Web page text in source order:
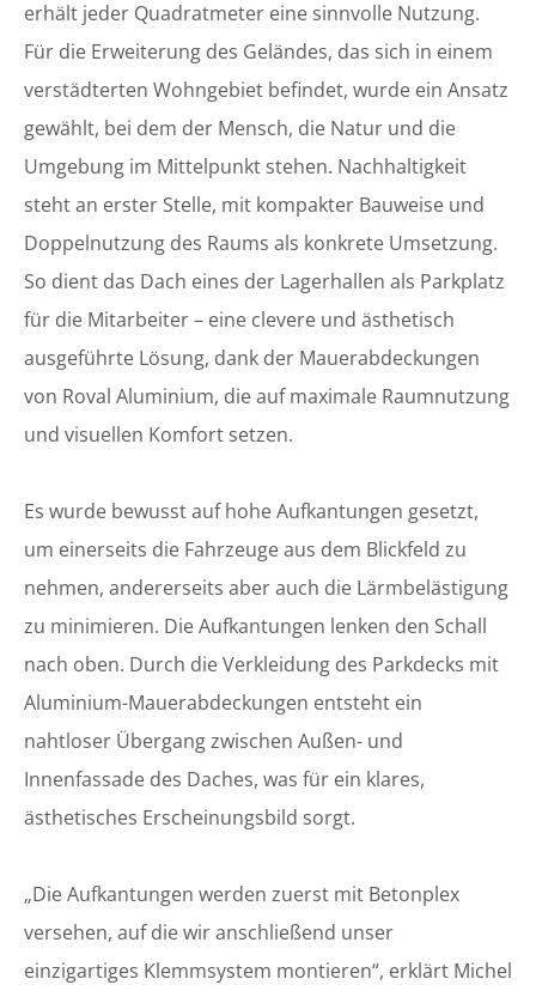
erhält jeder Quadratmeter eine sinnvolle Nutzung.
Für die Erweiterung des Geländes, das sich in einem
verstädterten Wohngebiet befindet, wurde ein Ansatz
gewählt, bei dem der Mensch, die Natur und die
Umgebung im Mittelpunkt stehen. Nachhaltigkeit
steht an erster Stelle, mit kompakter Bauweise und
Doppelnutzung des Raums als konkrete Umsetzung.
So dient das Dach eines der Lagerhallen als Parkplatz
für die Mitarbeiter – eine clevere und ästhetisch
ausgeführte Lösung, dank der Mauerabdeckungen
von Roval Aluminium, die auf maximale Raumnutzung
und visuellen Komfort setzen.
Es wurde bewusst auf hohe Aufkantungen gesetzt,
um einerseits die Fahrzeuge aus dem Blickfeld zu
nehmen, andererseits aber auch die Lärmbelästigung
zu minimieren. Die Aufkantungen lenken den Schall
nach oben. Durch die Verkleidung des Parkdecks mit
Aluminium-Mauerabdeckungen entsteht ein
nahtloser Übergang zwischen Außen- und
Innenfassade des Daches, was für ein klares,
ästhetisches Erscheinungsbild sorgt.
„Die Aufkantungen werden zuerst mit Betonplex
versehen, auf die wir anschließend unser
einzigartiges Klemmsystem montieren“, erklärt Michel